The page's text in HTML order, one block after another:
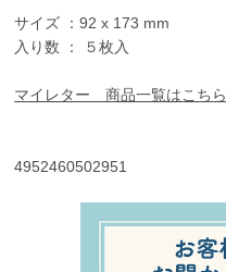
サイズ ：92 x 173 mm
入り数 ： ５枚入
マイレター 商品一覧はこちら
4952460502951